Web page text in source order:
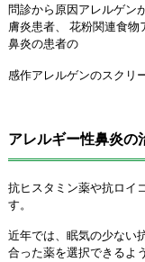
問診から原因アレルゲン
膚炎患者、 花粉関連食
鼻炎の患者の
感作アレルゲンのスクリ
アレルギー性鼻炎の
抗ヒスタミン薬や抗ロイ
す。
近年では、眠気の少ない
合った薬を選択できるよ